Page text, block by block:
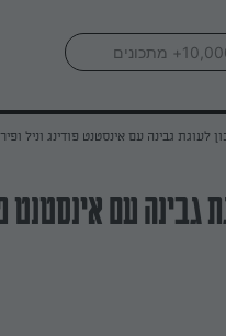
לעוגת גבינה עם אינסטנט פודינג וניל
גבינה עם אינסטנט